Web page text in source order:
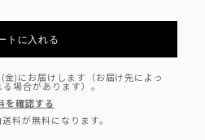
トに入れる
)にお届けします（お届け先によっ
場合があります）。
を確認する
料が無料になります。